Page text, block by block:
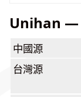
Unihan —
中國源
台灣源